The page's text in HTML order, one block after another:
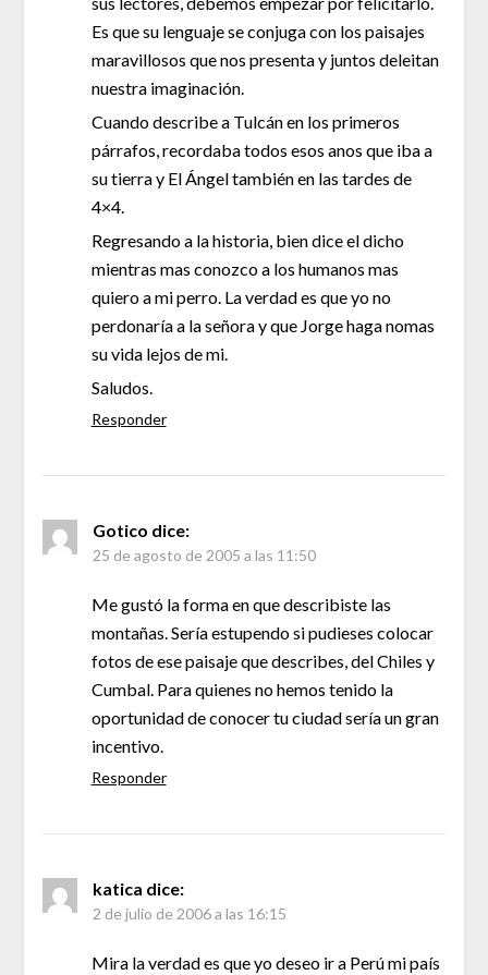
Es que su lenguaje se conjuga con los paisajes
maravillosos que nos presenta y juntos deleitan
nuestra imaginación.
Cuando describe a Tulcán en los primeros
párrafos, recordaba todos esos anos que iba a
su tierra y El Ángel también en las tardes de
4×4.
Regresando a la historia, bien dice el dicho
mientras mas conozco a los humanos mas
quiero a mi perro. La verdad es que yo no
perdonaría a la señora y que Jorge haga nomas
su vida lejos de mi.
Saludos.
Responder
Gotico dice:
25 de agosto de 2005 a las 11:50
Me gustó la forma en que describiste las
montañas. Sería estupendo si pudieses colocar
fotos de ese paisaje que describes, del Chiles y
Cumbal. Para quienes no hemos tenido la
oportunidad de conocer tu ciudad sería un gran
incentivo.
Responder
katica dice:
2 de julio de 2006 a las 16:15
Mira la verdad es que yo deseo ir a Perú mi país